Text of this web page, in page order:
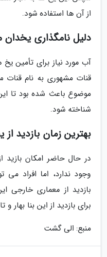
از آن ها استفاده شود.
دلیل نامگذاری
آب مورد نیاز برای تأمین
قنات مشهوری به نام
موضوع باعث شده بود تا
شناخته شود.
بهترین زمان بازدید
در حال حاضر امکان
وجود ندارد، اما افراد می
بازدید از معماری خارجی
برای بازدید از این بنا بهار
منبع: الی گشت